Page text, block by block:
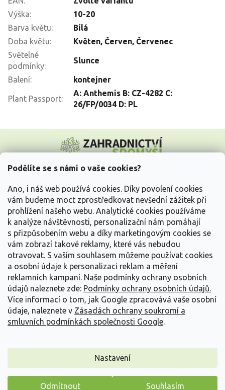
Podělíte se s námi o vaše cookies?
Ano, i náš web používá cookies. Díky povolení cookies
vám budeme moct zprostředkovat nevšední zážitek při
prohlížení našeho webu. Analytické cookies používáme
k analýze návštěvnosti, personalizační nám pomáhají
s přizpůsobením webu a díky marketingovým cookies se
vám zobrazí takové reklamy, které vás nebudou
otravovat. S vaším souhlasem můžeme používat cookies
a osobní údaje k personalizaci reklam a měření
reklamních kampaní. Naše podmínky ochrany osobních
údajů naleznete zde: Podmínky ochrany osobních údajů.
Více informací o tom, jak Google zpracovává vaše osobní
údaje, naleznete v Zásadách ochrany soukromí a
smluvních podmínkách společnosti Google.
Nastavení
Odmítnout Souhlasím
Výška:
10-20
Barva květu:
Bílá
Doba květu: Květen, Červen, Červenec
Světelné
podmínky:
Slunce
Balení: kontejner
Plant Passport:
A: Anthemis B: CZ-4282 C:
26/FP/0034 D: PL
p
Vše o nákupu
Informace pro Vás
Kontakujte nás
Vytvořil Shoptet
Copyright 2026Zahradnictví Spomyšl. Všechna práva